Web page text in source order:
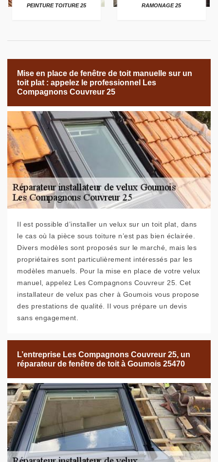
PEINTURE TOITURE 25 RAMONAGE 25
Mise en place de fenêtre de toit manuelle sur un
toit plat : appelez le professionnel Les
Compagnons Couvreur 25
Il est possible d’installer un velux sur un toit plat, dans
le cas où la pièce sous toiture n’est pas bien éclairée.
Divers modèles sont proposés sur le marché, mais les
propriétaires sont particulièrement intéressés par les
modèles manuels. Pour la mise en place de votre velux
manuel, appelez Les Compagnons Couvreur 25. Cet
installateur de velux pas cher à Goumois vous propose
des prestations de qualité. Il vous prépare un devis
sans engagement.
L’entreprise Les Compagnons Couvreur 25, un
réparateur de fenêtre de toit à Goumois 25470